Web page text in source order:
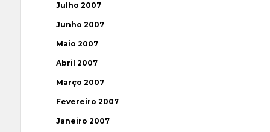
Julho 2007
Junho 2007
Maio 2007
Abril 2007
Março 2007
Fevereiro 2007
Janeiro 2007